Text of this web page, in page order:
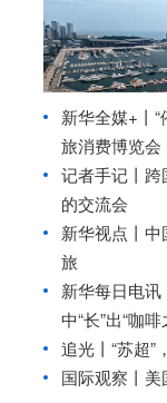
新华全媒+丨 “
旅消费博览会
记者手记丨跨
的交流会
新华视点丨 中
旅
新华每日电讯
中“长”出“咖啡
追光丨 “苏超”
国际观察丨 美